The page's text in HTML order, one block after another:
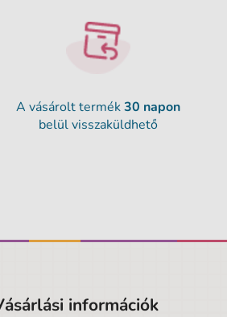
A vásárolt termék30 napon
belül visszaküldhető
információk